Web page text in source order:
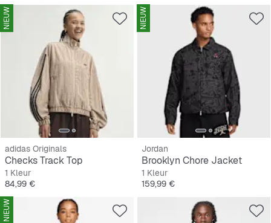
NIEUW
adidas Originals
Checks Track Top
1 Kleur
Prijs
84,99 €
NIEUW
Jordan
Brooklyn Chore Jacket
1 Kleur
Prijs
159,99 €
NIEUW